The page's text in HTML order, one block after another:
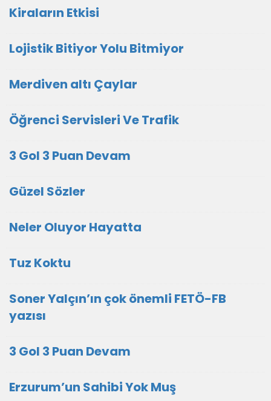
Kiraların Etkisi
Lojistik Bitiyor Yolu Bitmiyor
Merdiven altı Çaylar
Öğrenci Servisleri Ve Trafik
3 Gol 3 Puan Devam
Güzel Sözler
Neler Oluyor Hayatta
Tuz Koktu
Soner Yalçın’ın çok önemli FETÖ-FB
yazısı
3 Gol 3 Puan Devam
Erzurum’un Sahibi Yok Muş